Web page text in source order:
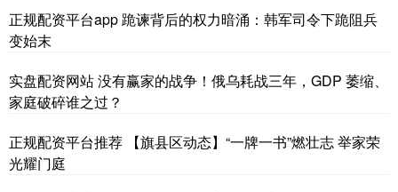
正规配资平台app 跪谏背后的权力暗涌：韩军司令下跪阻兵
变始末
实盘配资网站 没有赢家的战争！俄乌耗战三年，GDP 萎缩、
家庭破碎谁之过？
正规配资平台推荐 【旗县区动态】“一牌一书”燃壮志 举家荣
光耀门庭